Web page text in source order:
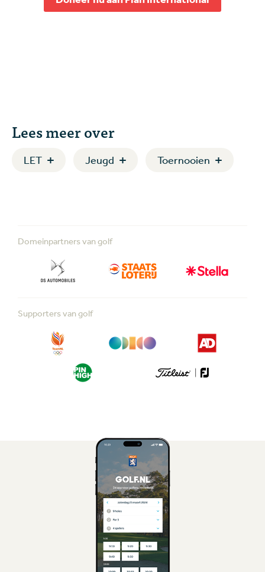
Lees meer over
LET Jeugd Toernooien
Domeinpartners van golf
Supporters van golf